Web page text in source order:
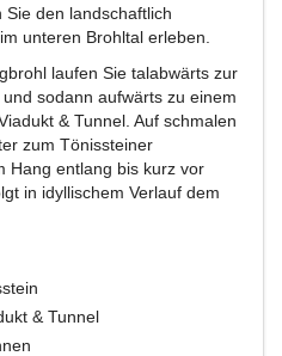
den landschaftlich
unteren Brohltal erleben.
laufen Sie talabwärts zur
sodann aufwärts zu einem
& Tunnel. Auf schmalen
zum Tönissteiner
Hang entlang bis kurz vor
in idyllischem Verlauf dem
& Tunnel